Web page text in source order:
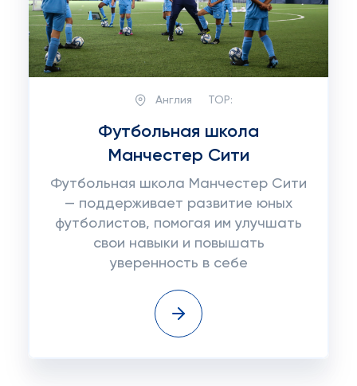
Англия TOP:
Футбольная школа
Манчестер Сити
Футбольная школа Манчестер Сити
— поддерживает развитие юных
футболистов, помогая им улучшать
свои навыки и повышать
уверенность в себе